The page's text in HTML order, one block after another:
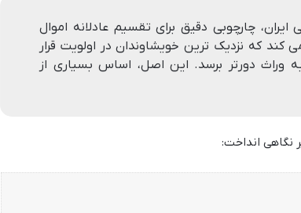
چارچوبی دقیق برای تقسیم عادلانه اموال
که نزدیک ترین خویشاوندان در اولویت قرار
وراث دورتر برسد. این اصل، اساس بسیاری از
نگاهی انداخت: